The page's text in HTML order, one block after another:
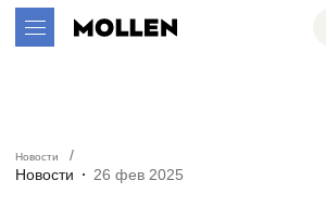
Новости
Новости 26 фев 2025